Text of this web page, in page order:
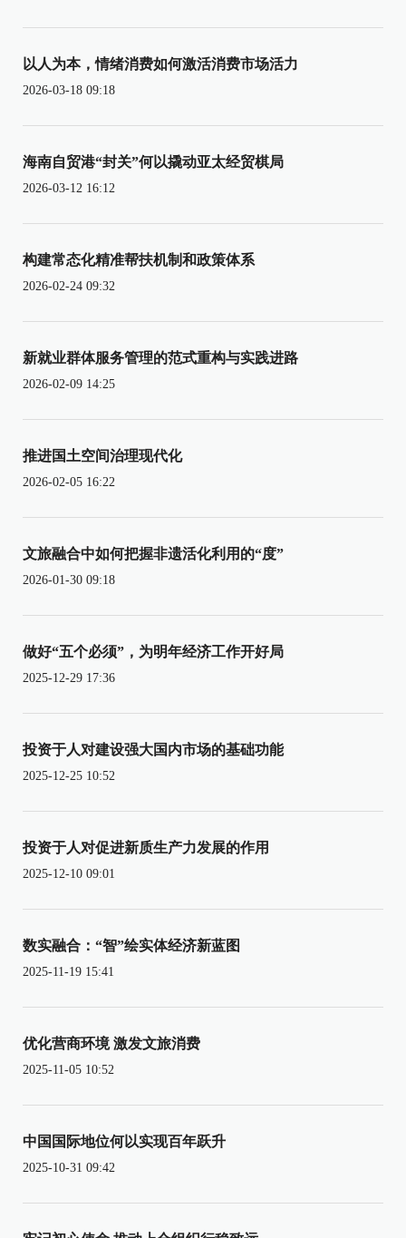
以人为本，情绪消费如何激活消费市场活力
2026-03-18 09:18
海南自贸港“封关”何以撬动亚太经贸棋局
2026-03-12 16:12
构建常态化精准帮扶机制和政策体系
2026-02-24 09:32
新就业群体服务管理的范式重构与实践进路
2026-02-09 14:25
推进国土空间治理现代化
2026-02-05 16:22
文旅融合中如何把握非遗活化利用的“度”
2026-01-30 09:18
做好“五个必须”，为明年经济工作开好局
2025-12-29 17:36
投资于人对建设强大国内市场的基础功能
2025-12-25 10:52
投资于人对促进新质生产力发展的作用
2025-12-10 09:01
数实融合：“智”绘实体经济新蓝图
2025-11-19 15:41
优化营商环境 激发文旅消费
2025-11-05 10:52
中国国际地位何以实现百年跃升
2025-10-31 09:42